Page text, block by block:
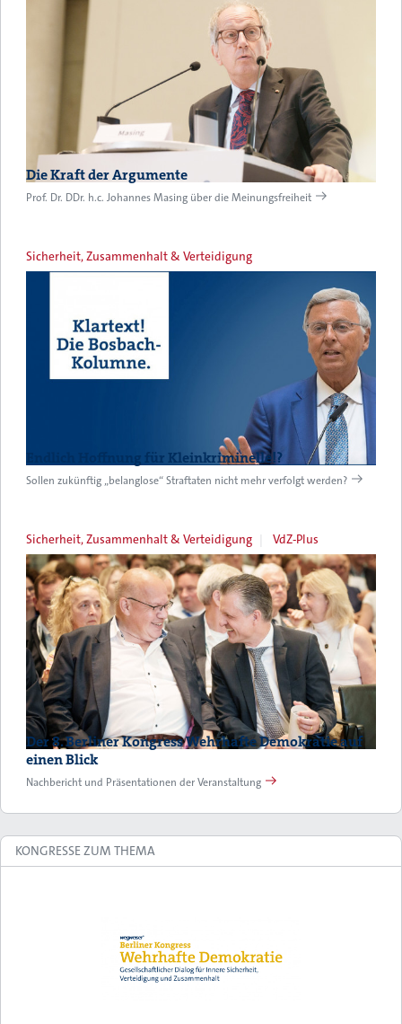
Die Kraft der Argumente
Prof. Dr. DDr. h.c. Johannes Masing über die Meinungsfreiheit
Sicherheit, Zusammenhalt & Verteidigung
Endlich Hoffnung für Kleinkriminelle!?
Sollen zukünftig „belanglose“ Straftaten nicht mehr verfolgt werden?
Sicherheit, Zusammenhalt & Verteidigung VdZ-Plus
Der 8. Berliner Kongress Wehrhafte Demokratie auf
einen Blick
Nachbericht und Präsentationen der Veranstaltung
KONGRESSE ZUM THEMA